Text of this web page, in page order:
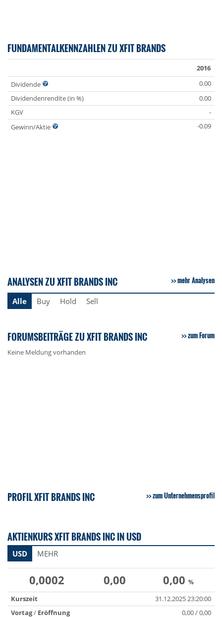
FUNDAMENTALKENNZAHLEN ZU XFIT BRANDS
2016
Dividende
0.00
Dividendenrendite (in %)
0.00
KGV
-
Gewinn/Aktie
-0.09
ANALYSEN ZU XFIT BRANDS INC mehr Analysen
Alle Buy Hold Sell
FORUMSBEITRÄGE ZU XFIT BRANDS INC zum Forum
Keine Meldung vorhanden
PROFIL XFIT BRANDS INC zum Unternehmensprofil
AKTIENKURS XFIT BRANDS INC IN USD
USD MEHR
0,0002 0,00 0,00 %
Kurszeit
31.12.2025 23:20:00
Vortag/ Eröffnung 0,00 / 0,00